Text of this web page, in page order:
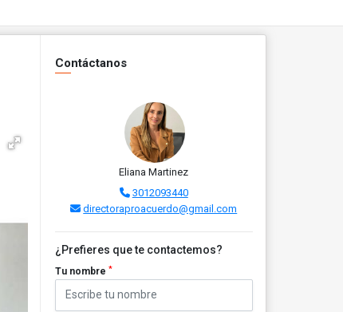
Contáctanos
Eliana Martinez
3012093440
directoraproacuerdo@gmail.com
¿Prefieres que te contactemos?
Tu nombre *